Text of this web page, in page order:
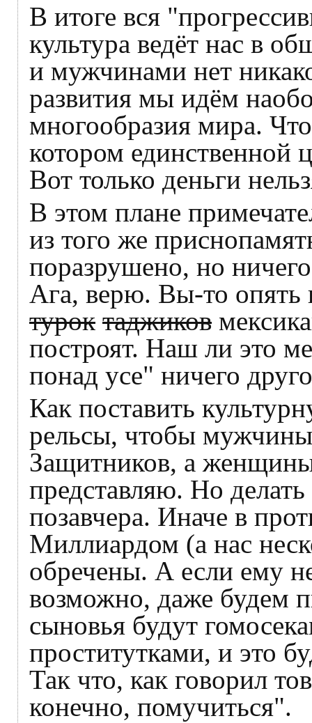
В итоге вся
культура ведёт нас в
и мужчинами нет
развития мы идём
многообразия мира.
котором единственной
Вот только деньги
В этом плане
из того же
поразрушено, но
Ага, верю. Вы-то опять
турок таджиков
построят. Наш ли это
понад усе" ничего
Как поставить
рельсы, чтобы мужчины
Защитников, а
представляю. Но
позавчера. Иначе в
Миллиардом (а нас
обречены. А если ему
возможно, даже будем
сыновья будут
проститутками, и это
Так что, как говорил
конечно, помучиться".